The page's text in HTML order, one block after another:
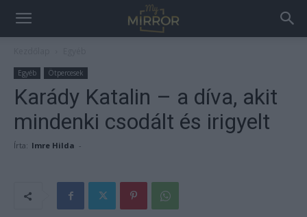
Egyéb Ötpercesek
Karády Katalin – a díva, akit
mindenki csodált és irigyelt
Írta: Imre Hilda -